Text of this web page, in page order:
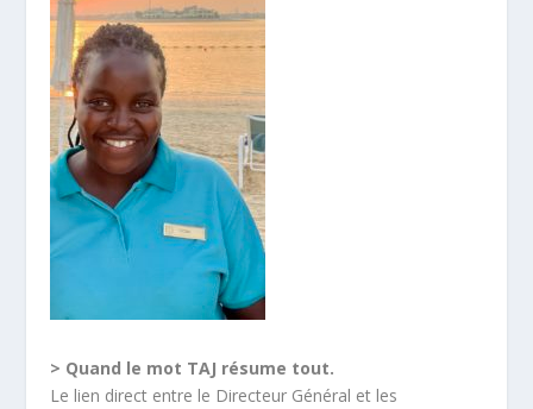
> Quand le mot TAJ résume tout.
Le lien direct entre le Directeur Général et les